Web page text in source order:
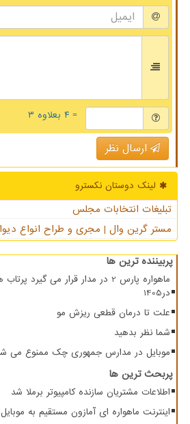
= ۴ بعلاوه ۳
ارسال نظر
لینک دوستان نكسترو
تبلیغات انتخابات مجلس
مستر گرین وال | مجری و طراح انواع
پربیننده ترین ها
ماهواره پارس 2 در مدار قرار می
در1405
علت تا درمان قطعی ریزش مو
شما نظر بدهید
موبایل در مدارس جمهوری چک ممنوع می
پربحث ترین ها
اطلاعات مشتریان سازنده کامپیوتر برملا شد
اینترنت ماهواره ای آمازون مستقیم به